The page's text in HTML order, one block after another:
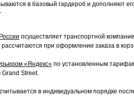
в базовый гардероб и дополняют
осуществляет транспортной
рассчитаются при оформлении заказа в
«Яндекс» по установленным
Grand Street.
в индивидуальном порядке